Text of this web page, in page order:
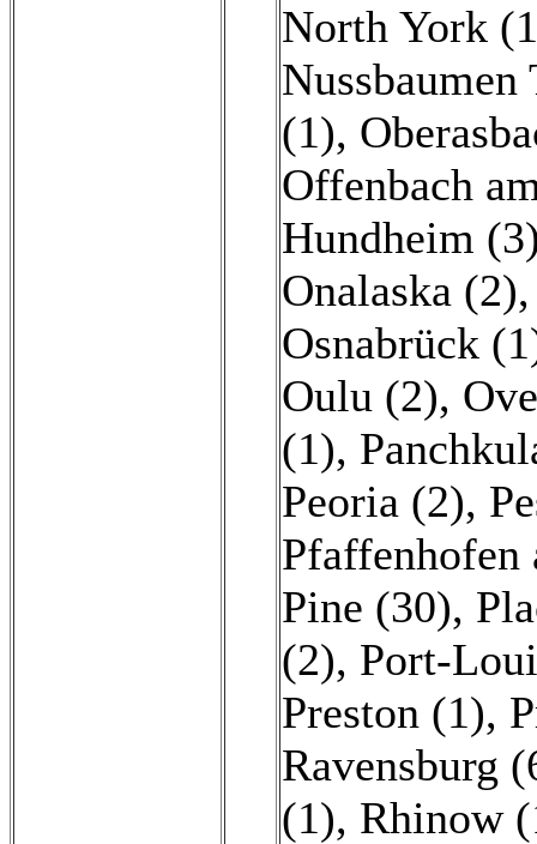
North York
Nussbaumen
(1),
Offenbach
Hundheim
Onalaska (2)
Osnabrück
Oulu (2),
(1),
Peoria (2),
Pine (30),
(2), Port-
Preston (1),
Ravensburg
(1), Rhinow